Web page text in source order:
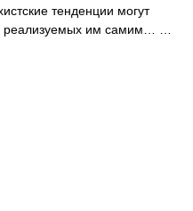
тенденции могут
реализуемых им самим… …